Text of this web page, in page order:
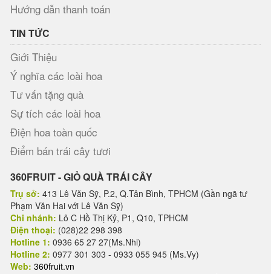
Hướng dẫn thanh toán
TIN TỨC
Giới Thiệu
Ý nghĩa các loài hoa
Tư vấn tặng quà
Sự tích các loài hoa
Điện hoa toàn quốc
Điểm bán trái cây tươi
360FRUIT - GIỎ QUÀ TRÁI CÂY
Trụ sở: 413 Lê Văn Sỹ, P.2, Q.Tân Bình, TPHCM (Gần ngã tư
Phạm Văn Hai với Lê Văn Sỹ)
Chi nhánh: Lô C Hồ Thị Kỷ, P1, Q10, TPHCM
Điện thoại: (028)22 298 398
Hotline 1: 0936 65 27 27(Ms.Nhi)
Hotline 2: 0977 301 303 - 0933 055 945 (Ms.Vy)
Web: 360fruit.vn